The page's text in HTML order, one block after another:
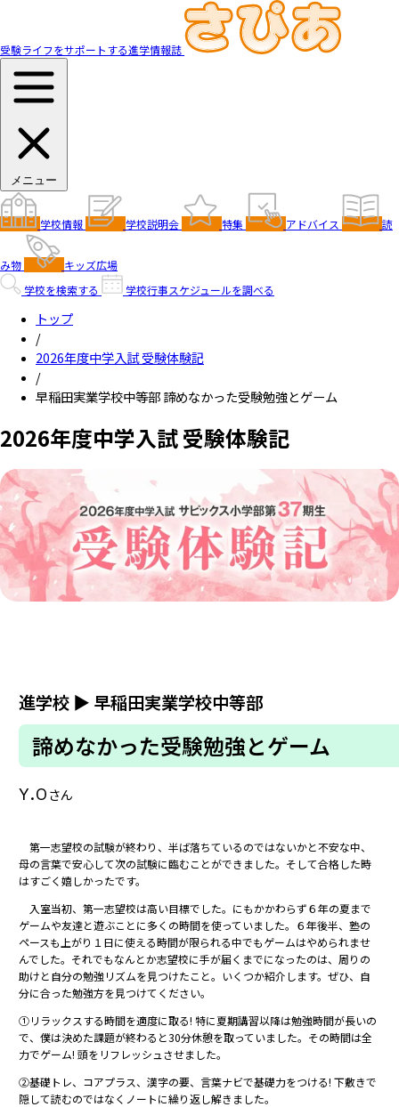
受験ライフをサポートする進学情報誌
メニュー
学校情報 学校説明会 特集 アドバイス 読
み物
キッズ広場
学校を検索する
学校行事スケジュールを調べる
トップ
/
2026年度中学入試 受験体験記
/
早稲田実業学校中等部 諦めなかった受験勉強とゲーム
2026年度中学入試 受験体験記
進学校 ▶ 早稲田実業学校中等部
諦めなかった受験勉強とゲーム
Y.Oさん
第一志望校の試験が終わり、半ば落ちているのではないかと不安な中、
母の言葉で安心して次の試験に臨むことができました。そして合格した時
はすごく嬉しかったです。
入室当初、第一志望校は高い目標でした。にもかかわらず６年の夏まで
ゲームや友達と遊ぶことに多くの時間を使っていました。６年後半、塾の
ペースも上がり１日に使える時間が限られる中でもゲームはやめられませ
んでした。それでもなんとか志望校に手が届くまでになったのは、周りの
助けと自分の勉強リズムを見つけたこと。いくつか紹介します。ぜひ、自
分に合った勉強方を見つけてください。
①リラックスする時間を適度に取る! 特に夏期講習以降は勉強時間が長いの
で、僕は決めた課題が終わると30分休憩を取っていました。その時間は全
力でゲーム! 頭をリフレッシュさせました。
②基礎トレ、コアプラス、漢字の要、言葉ナビで基礎力をつける! 下敷きで
隠して読むのではなくノートに繰り返し解きました。